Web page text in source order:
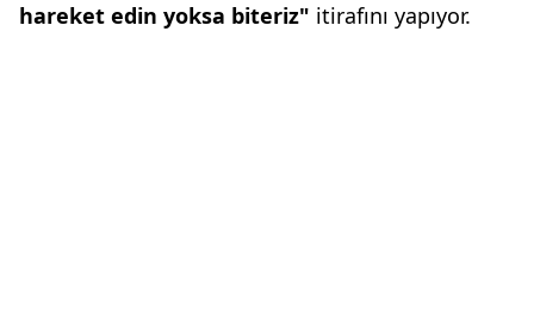
hareket edin yoksa biteriz" itirafını yapıyor.